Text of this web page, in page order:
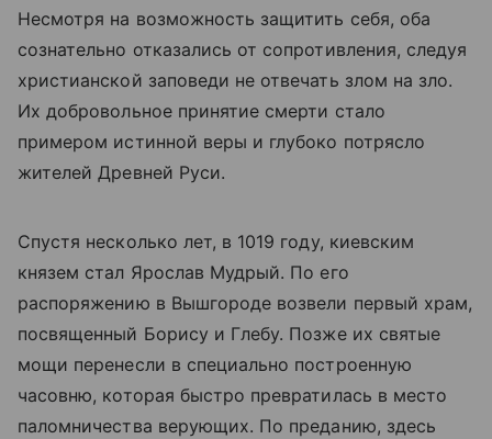
Несмотря на возможность защитить себя, оба
сознательно отказались от сопротивления, следуя
христианской заповеди не отвечать злом на зло.
Их добровольное принятие смерти стало
примером истинной веры и глубоко потрясло
жителей Древней Руси.
Спустя несколько лет, в 1019 году, киевским
князем стал Ярослав Мудрый. По его
распоряжению в Вышгороде возвели первый храм,
посвященный Борису и Глебу. Позже их святые
мощи перенесли в специально построенную
часовню, которая быстро превратилась в место
паломничества верующих. По преданию, здесь